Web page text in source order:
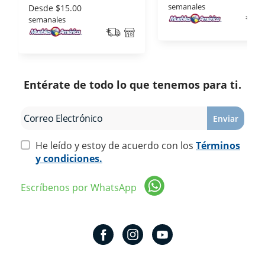
Desde $15.00
semanales
semanales
Entérate de todo lo que tenemos para ti.
Enviar
He leído y estoy de acuerdo con los Términos
y condiciones.
Escríbenos por WhatsApp